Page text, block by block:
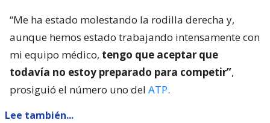
“Me ha estado molestando la rodilla derecha y,
aunque hemos estado trabajando intensamente con
mi equipo médico, tengo que aceptar que
todavía no estoy preparado para competir”,
prosiguió el número uno del ATP.
Lee también...